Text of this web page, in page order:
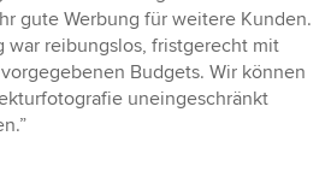
gute Werbung für weitere Kunden.
war reibungslos, fristgerecht mit
Budgets. Wir können
uneingeschränkt